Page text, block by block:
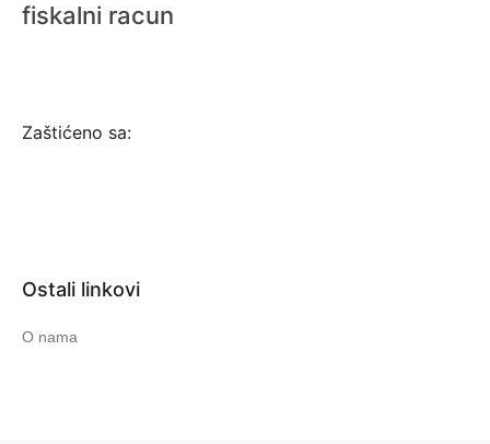
fiskalni racun
Zaštićeno sa:
Ostali linkovi
O nama